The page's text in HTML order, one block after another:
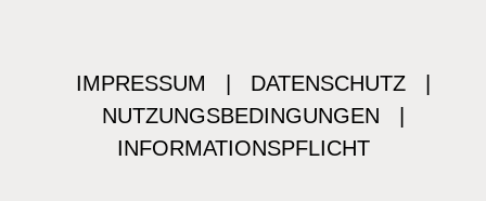
IMPRESSUM DATENSCHUTZ
NUTZUNGSBEDINGUNGEN
INFORMATIONSPFLICHT